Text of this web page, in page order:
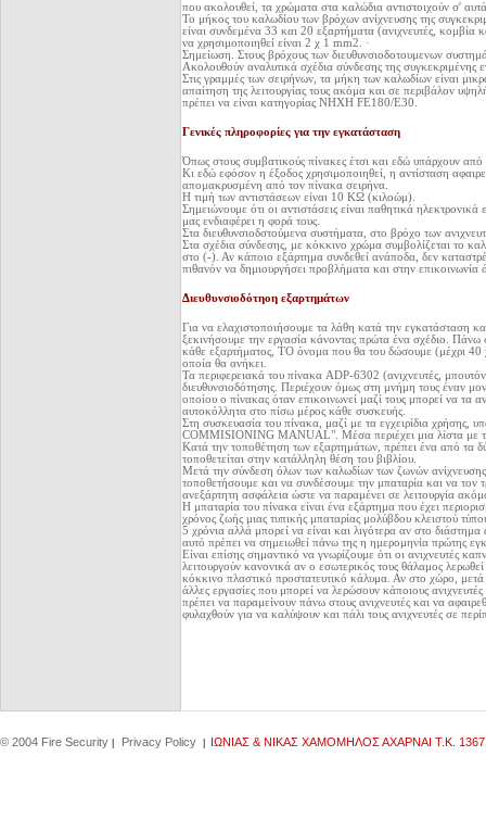
που ακολουθεί, τα χρώματα στα καλώδια αντιστοιχούν σ'
Το μήκος του καλωδίου των βρόχων ανίχνευσης της
είναι συνδεμένα 33 και 20 εξαρτήματα (ανιχνευτές,
να χρησιμοποιηθεί είναι 2 χ 1 mm2. ·
Σημείωση. Στους βρόχους των διευθυνσιοδοτουμενων
Ακολουθούν αναλυτικά σχέδια σύνδεσης της συγκεκριμένης
Στις γραμμές των σειρήνων, τα μήκη των καλωδίων είναι
απαίτηση της λειτουργίας τους ακόμα και σε περιβάλον
πρέπει να είναι κατηγορίας ΝΗΧΗ FE180/E30.
Γενικές πληροφορίες για την εγκατάσταση
Όπως στους συμβατικούς πίνακες έτσι και εδώ υπάρχουν
Κι εδώ εφόσον η έξοδος χρησιμοποιηθεί, η αντίσταση
απομακρυσμένη από τον πίνακα σειρήνα.
Η τιμή των αντιστάσεων είναι 10 ΚΩ (κιλοώμ).
Σημειώνουμε ότι οι αντιστάσεις είναι παθητικά
μας ενδιαφέρει η φορά τους.
Στα διευθυνσιοδστούμενα συστήματα, στο βρόχο των
Στα σχέδια σύνδεσης, με κόκκινο χρώμα συμβολίζεται το
στο (-). Αν κάποιο εξάρτημα συνδεθεί ανάποδα, δεν
πιθανόν να δημιουργήσει προβλήματα και στην
Διευθυνσιοδότηοη εξαρτημάτων
Για να ελαχιστοποιήσουμε τα λάθη κατά την εγκατάσταση
ξεκινήσουμε την εργασία κάνοντας πρώτα ένα σχέδιο.
κάθε εξαρτήματος, TO όνομα που θα του δώσουμε (μέχρι
οποία θα ανήκει.
Τα περιφερειακά του πίνακα ADP-6302 (ανιχνευτές,
διευθυνσιοδότησης. Περιέχουν όμως στη μνήμη τους έναν
οποίου ο πίνακας όταν επικοινωνεί μαζί τους μπορεί να τα
αυτοκόλλητα στο πίσω μέρος κάθε συσκευής.
Στη συσκευασία του πίνακα, μαζί με τα εγχειρίδια χρήσης,
COMMISIONING MANUAL". Μέσα περιέχει μια λίστα με
Κατά την τοποθέτηση των εξαρτημάτων, πρέπει ένα από τα
τοποθετείται στην κατάλληλη θέση του βιβλίου.
Μετά την σύνδεση όλων των καλωδίων των ζωνών
τοποθετήσουμε και να συνδέσουμε την μπαταρία και να
ανεξάρτητη ασφάλεια ώστε να παραμένει σε λειτουργία
Η μπαταρία του πίνακα είναι ένα εξάρτημα που έχει
χρόνος ζωής μιας τυπικής μπαταρίας μολύβδου κλειστού
5 χρόνια αλλά μπορεί να είναι και λιγότερα αν στο
αυτό πρέπει να σημειωθεί πάνω της η ημερομηνία πρώτης
Είναι επίσης σημαντικό να γνωρίζουμε ότι οι ανιχνευτές
λειτουργούν κανονικά αν ο εσωτερικός τους θάλαμος
κόκκινο πλαστικό προστατευτικό κάλυμα. Αν στο χώρο, μετά
άλλες εργασίες που μπορεί να λερώσουν κάποιους
πρέπει να παραμείνουν πάνω στους ανιχνευτές και να
φυλαχθούν για να καλύψουν και πάλι τους ανιχνευτές σε
© 2004 Fire Security Privacy Policy IΩΝΙΑΣ & ΝΙΚΑΣ ΧΑΜΟΜΗΛΟΣ ΑΧΑΡΝΑΙ Τ.Κ.